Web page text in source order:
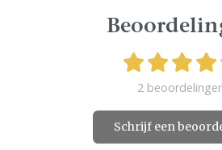
2
Schrijf een